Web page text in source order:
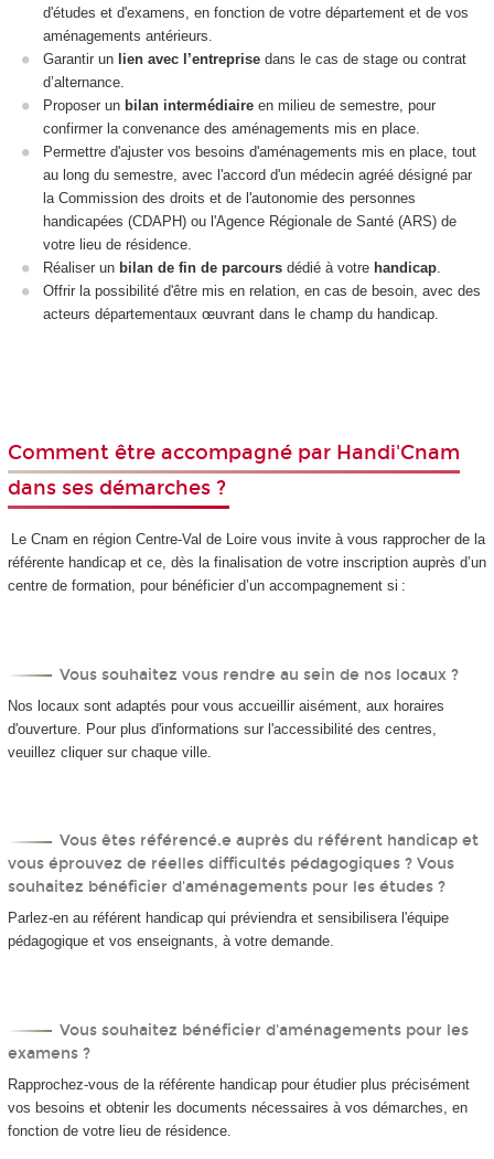
d'études et d'examens, en fonction de votre département et de vos
aménagements antérieurs.
Garantir un lien avec l’entreprise dans le cas de stage ou contrat
d’alternance.
Proposer un bilan intermédiaire en milieu de semestre, pour
confirmer la convenance des aménagements mis en place.
Permettre d'ajuster vos besoins d'aménagements mis en place, tout
au long du semestre, avec l'accord d'un médecin agréé désigné par
la Commission des droits et de l'autonomie des personnes
handicapées (CDAPH) ou l'Agence Régionale de Santé (ARS) de
votre lieu de résidence.
Réaliser un bilan de fin de parcours dédié à votre handicap.
Offrir la possibilité d'être mis en relation, en cas de besoin, avec des
acteurs départementaux œuvrant dans le champ du handicap.
Comment être accompagné par Handi'Cnam
dans ses démarches ?
Le Cnam en région Centre-Val de Loire vous invite à vous rapprocher de la
référente handicap et ce, dès la finalisation de votre inscription auprès d’un
centre de formation, pour bénéficier d’un accompagnement si :
Vous souhaitez vous rendre au sein de nos locaux ?
Nos locaux sont adaptés pour vous accueillir aisément, aux horaires
d'ouverture. Pour plus d'informations sur l'accessibilité des centres,
veuillez cliquer sur chaque ville.
Vous êtes référencé.e auprès du référent handicap et
vous éprouvez de réelles difficultés pédagogiques ? Vous
souhaitez bénéficier d'aménagements pour les études ?
Parlez-en au référent handicap qui préviendra et sensibilisera l'équipe
pédagogique et vos enseignants, à votre demande.
Vous souhaitez bénéficier d'aménagements pour les
examens ?
Rapprochez-vous de la référente handicap pour étudier plus précisément
vos besoins et obtenir les documents nécessaires à vos démarches, en
fonction de votre lieu de résidence.